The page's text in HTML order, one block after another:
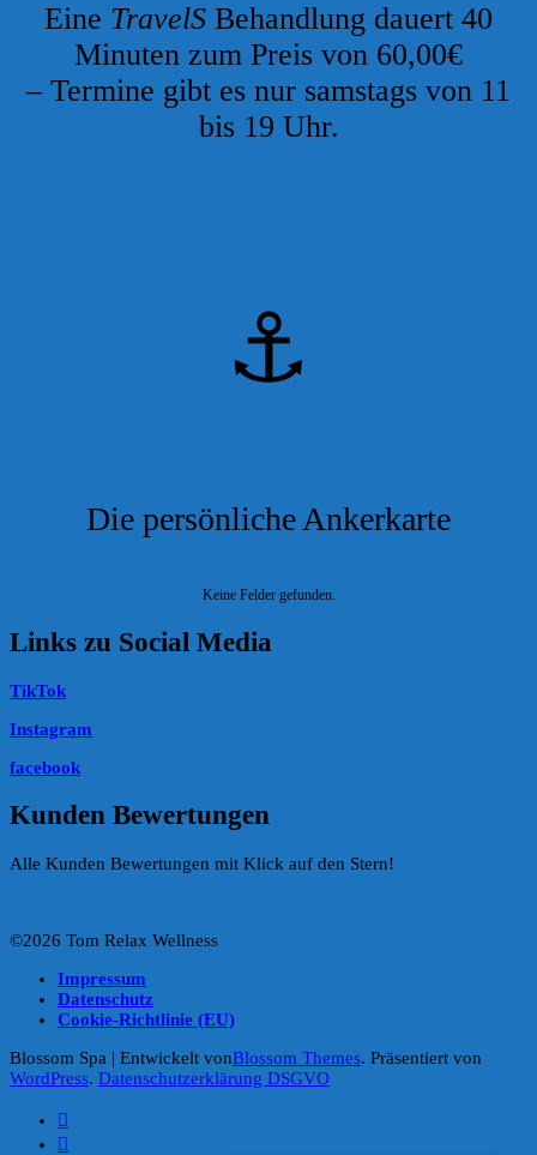
Eine TravelS Behandlung dauert 40
Minuten zum Preis von 60,00€
– Termine gibt es nur samstags von 11
bis 19 Uhr.
⚓
Die persönliche Ankerkarte
Keine Felder gefunden.
Links zu Social Media
TikTok
Instagram
facebook
Kunden Bewertungen
Alle Kunden Bewertungen mit Klick auf den Stern!
©2026 Tom Relax Wellness
Impressum
Datenschutz
Cookie-Richtlinie (EU)
Blossom Spa | Entwickelt vonBlossom Themes. Präsentiert von
WordPress. Datenschutzerklärung DSGVO